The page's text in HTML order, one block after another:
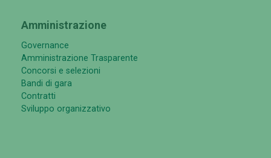
Amministrazione
Governance
Amministrazione Trasparente
Concorsi e selezioni
Bandi di gara
Contratti
Sviluppo organizzativo